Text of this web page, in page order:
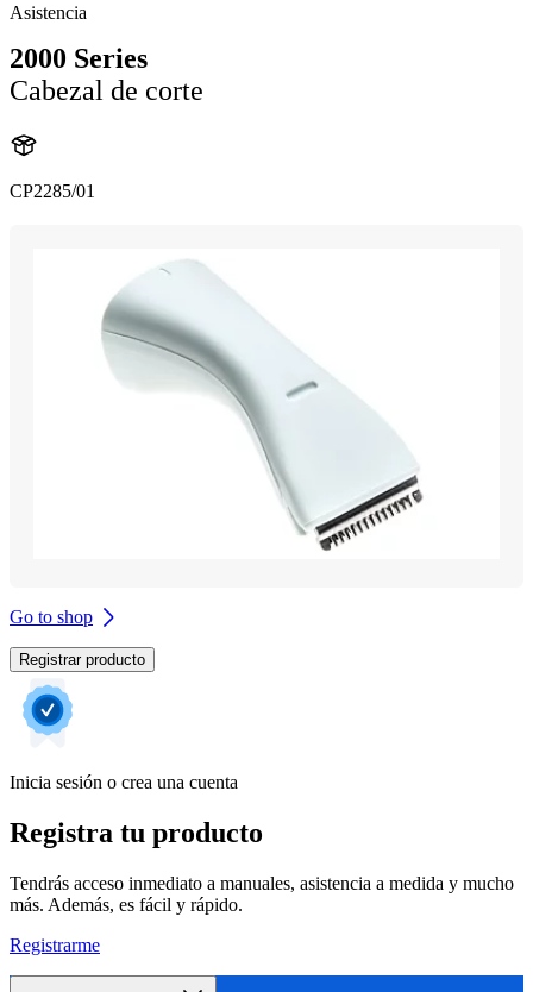
Asistencia
2000 Series
Cabezal de corte
CP2285/01
Go to shop
Registrar producto
Inicia sesión o crea una cuenta
Registra tu producto
Tendrás acceso inmediato a manuales, asistencia a medida y mucho
más. Además, es fácil y rápido.
Registrarme